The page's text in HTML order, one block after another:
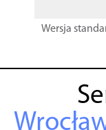
Wersja